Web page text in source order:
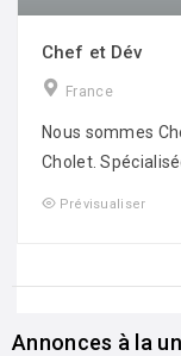
Chef et Dév
France
Nous sommes
Cholet.
Prévisualiser
Annonces à la